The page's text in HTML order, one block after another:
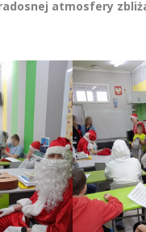
atmosfery